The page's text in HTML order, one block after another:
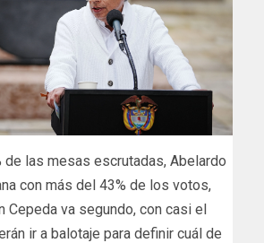
de las mesas escrutadas, Abelardo
con más del 43% de los votos,
Cepeda va segundo, con casi el
ir a balotaje para definir cuál de